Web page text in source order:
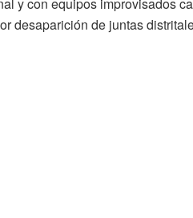
y con equipos improvisados
desaparición de juntas